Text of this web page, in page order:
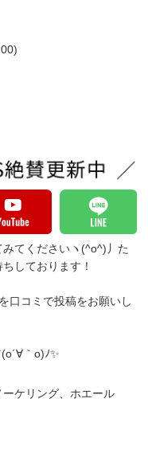
てくださいヽ(^o^)丿 た
しております！
口コミで投稿をお願いし
｀o)ﾉ✨
ケリング、ホエール